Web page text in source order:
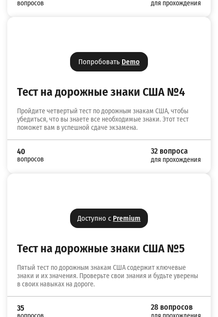
вопросов для прохождения
Попробовать Demo
Тест на дорожные знаки США №4
Пройдите четвертый тест по дорожным знакам США, чтобы
убедиться, что вы знаете все необходимые знаки. Этот тест
поможет вам в успешной сдаче экзамена.
40
вопросов
32 вопроса
для прохождения
Доступно с Premium
Тест на дорожные знаки США №5
Пятый тест по дорожным знакам США содержит ключевые
знаки и их значения. Проверьте свои знания и будьте уверены
в своих навыках на дороге.
35 28 вопросов